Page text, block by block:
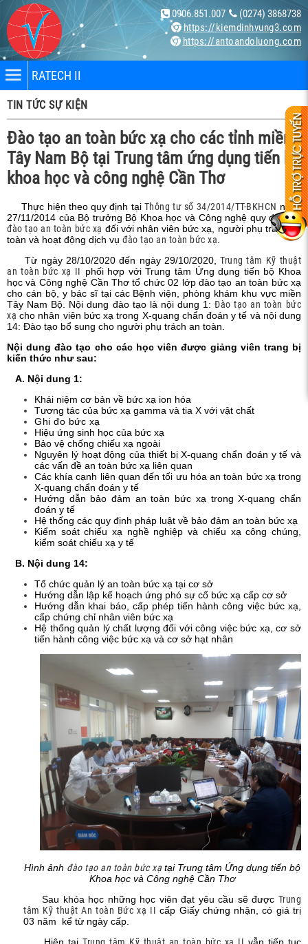
(0274) 3868738
0906.851.007
https://kiemdinhvung3.com
https://antoandoluong.com
X-
xạ,
RATECH II
TIN TỨC SỰ KIỆN
Đào tạo an toàn bức xạ cho các tỉnh miền
Tây Nam Bộ tại Trung tâm ứng dụng tiến bộ
khoa học và công nghệ Cần Thơ
Thực hiện theo quy định tại Thông tư số 34/2014/TT-BKHCN ngày
27/11/2014 của Bộ trưởng Bộ Khoa học và Công nghệ quy định về
đào tạo an toàn bức xạ đối với nhân viên bức xạ, người phụ trách an
toàn và hoạt động dịch vụ đào tạo an toàn bức xạ
Từ ngày 28/10/2020 đến ngày 29/10/2020,Trung tâm Kỹ thuật
an toàn bức xạ II phối hợp với Trung tâm Ứng dụng tiến bộ Khoa
học và Công nghệ Cần Thơ tổ chức 02 lớp đào tạo an toàn bức xạ
cho cán bộ, y bác sĩ tại các Bệnh viện, phòng khám khu vực miền
Tây Nam Bộ. Nội dung đào tạo là nội dung 1:Đào tạo an toàn bức
xạ cho nhân viên bức xạ trong X-quang chẩn đoán y tế và nội dung
14: Đào tạo bổ sung cho người phụ trách an toàn.
Nội dung đào tạo cho các học viên được giảng viên trang bị
kiến thức như sau:
A. Nội dung 1:
Khái niệm cơ bản về bức xạ ion hóa
Tương tác của bức xạ gamma và tia X với vật chất
Ghi đo bức xạ
Hiệu ứng sinh học của bức xạ
Bảo vệ chống chiếu xạ ngoài
Nguyên lý hoạt động của thiết bị X-quang chẩn đoán y tế và
các vấn đề an toàn bức xạ liên quan
Các khía cạnh liên quan đến tối ưu hóa an toàn bức xạ trong
X-quang chẩn đoán y tế
Hướng dẫn bảo đảm an toàn bức xạ trong X-quang chẩn
đoán y tế
Hệ thống các quy định pháp luật về bảo đảm an toàn bức xạ
Kiểm soát chiếu xạ nghề nghiệp và chiếu xạ công chúng,
kiểm soát chiếu xạ y tế
B. Nội dung 14:
Tổ chức quản lý an toàn bức xạ tại cơ sở
Hướng dẫn lập kế hoạch ứng phó sự cố bức xạ cấp cơ sở
Hướng dẫn khai báo, cấp phép tiến hành công việc bức xạ,
cấp chứng chỉ nhân viên bức xạ
Hệ thống quản lý chất lượng đối với công việc bức xạ, cơ sở
tiến hành công việc bức xạ và cơ sở hạt nhân
Hình ảnh đào tạo an toàn bức xạ tại Trung tâm Ứng dụng tiến bộ
Khoa học và Công nghệ Cần Thơ
Sau khóa học những học viên đạt yêu cầu sẽ được Trung
tâm Kỹ thuật An toàn Bức xạ II cấp Giấy chứng nhận, có giá trị
03 năm kể từ ngày cấp.